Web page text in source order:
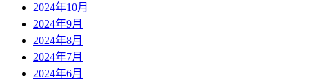
2024年10月
2024年9月
2024年8月
2024年7月
2024年6月